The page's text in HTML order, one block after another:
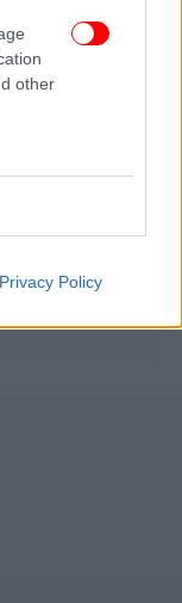
other
Privacy Policy
προκαταρκτική
με